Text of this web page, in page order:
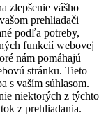
zlepšenie vášho
prehliadači
podľa potreby,
funkcií webovej
nám pomáhajú
stránku. Tieto
s vaším súhlasom.
niektorých z týchto
z prehliadania.